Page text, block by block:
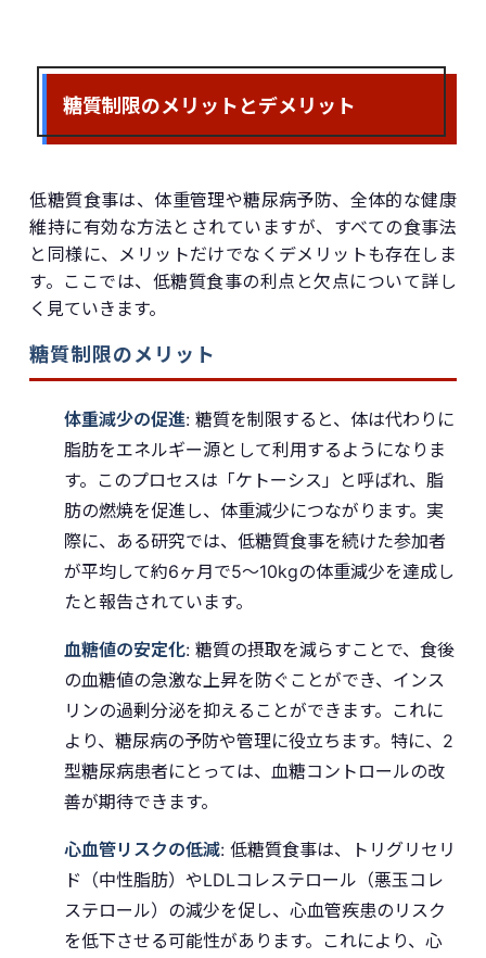
糖質制限のメリットとデメリット
低糖質食事は、体重管理や糖尿病予防、全体的な健康
維持に有効な方法とされていますが、すべての食事法
と同様に、メリットだけでなくデメリットも存在しま
す。ここでは、低糖質食事の利点と欠点について詳し
く見ていきます。
糖質制限のメリット
体重減少の促進: 糖質を制限すると、体は代わりに
脂肪をエネルギー源として利用するようになりま
す。このプロセスは「ケトーシス」と呼ばれ、脂
肪の燃焼を促進し、体重減少につながります。実
際に、ある研究では、低糖質食事を続けた参加者
が平均して約6ヶ月で5〜10kgの体重減少を達成し
たと報告されています。
血糖値の安定化: 糖質の摂取を減らすことで、食後
の血糖値の急激な上昇を防ぐことができ、インス
リンの過剰分泌を抑えることができます。これに
より、糖尿病の予防や管理に役立ちます。特に、2
型糖尿病患者にとっては、血糖コントロールの改
善が期待できます。
心血管リスクの低減: 低糖質食事は、トリグリセリ
ド（中性脂肪）やLDLコレステロール（悪玉コレ
ステロール）の減少を促し、心血管疾患のリスク
を低下させる可能性があります。これにより、心